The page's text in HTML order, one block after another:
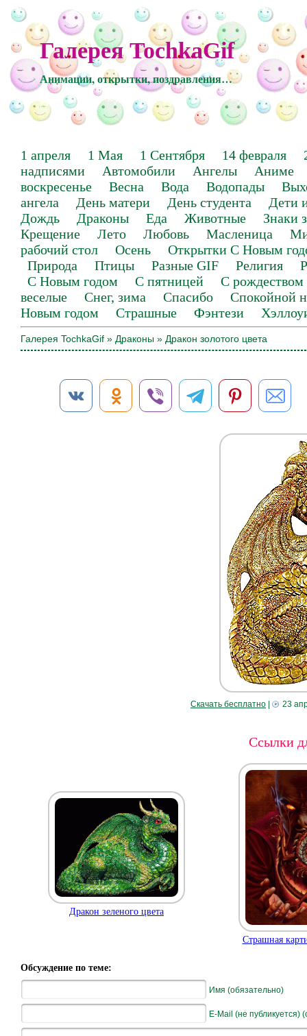
Галерея TochkaGif
Анимации, открытки, поздравления…
1 апреля 1 Мая 1 Сентября 14 февраля
надписями
Автомобили Ангелы
Аниме
воскресенье
Весна Вода Водопады
ангела
День матери День студента
Дети
Дождь
Драконы Еда Животные
Знаки
Крещение
Лето Любовь Масленица
рабочий стол
Осень
Открытки С Новым
Природа
Птицы Разные GIF Религия
С Новым годом
С пятницей
С рождеством
веселые
Снег, зима Спасибо
Спокойной
Новым годом
Страшные Фэнтези
Галерея TochkaGif » Драконы » Дракон золотого цвета
Скачать бесплатно 23
Ссылки
Дракон зеленого цвета
Страшная
Обсуждение по теме:
Имя (обязательно)
E-Mail (не публикуется)